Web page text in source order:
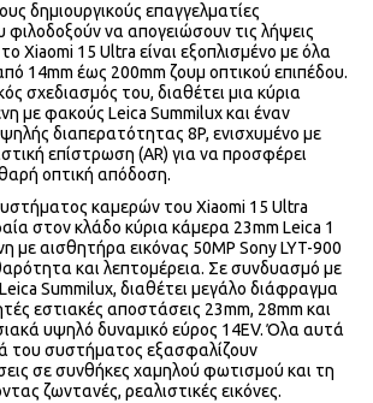
δημιουργικούς επαγγελματίες
να απογειώσουν τις λήψεις
Xiaomi 15 Ultra είναι εξοπλισμένο με όλα
14mm έως 200mm ζουμ οπτικού επιπέδου.
σχεδιασμός του, διαθέτει μια κύρια
με φακούς Leica Summilux και έναν
διαπερατότητας 8P, ενισχυμένο με
επίστρωση (AR) για να προσφέρει
οπτική απόδοση.
καμερών του Xiaomi 15 Ultra
στον κλάδο κύρια κάμερα 23mm Leica 1
με αισθητήρα εικόνας 50MP Sony LYT-900
και λεπτομέρεια. Σε συνδυασμό με
Summilux, διαθέτει μεγάλο διάφραγμα
εστιακές αποστάσεις 23mm, 28mm και
υψηλό δυναμικό εύρος 14EV. Όλα αυτά
του συστήματος εξασφαλίζουν
σε συνθήκες χαμηλού φωτισμού και τη
ζωντανές, ρεαλιστικές εικόνες.